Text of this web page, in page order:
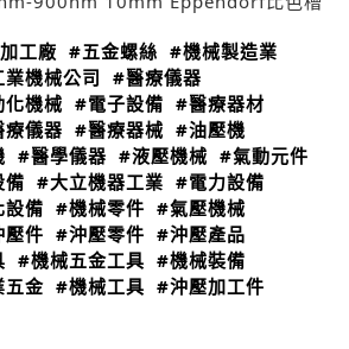
工廠 #五金螺絲 #機械製造業
機械公司 #醫療儀器
機械 #電子設備 #醫療器材
儀器 #醫療器械 #油壓機
#醫學儀器 #液壓機械 #氣動元件
備 #大立機器工業 #電力設備
備 #機械零件 #氣壓機械
件 #沖壓零件 #沖壓產品
#機械五金工具 #機械裝備
五金 #機械工具 #沖壓加工件